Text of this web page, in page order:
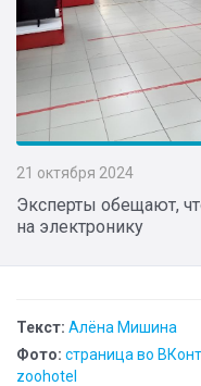
21 октября 2024
Эксперты обещают,
на электронику
Текст: Алёна Мишина
Фото: страница во
zoohotel